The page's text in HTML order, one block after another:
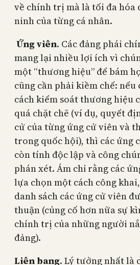
về chính trị mà là tối đa hóa
ninh của từng cá nhân.
Ứng viên. Các đảng phái
mang lại nhiều lợi ích vì
một “thương hiệu” để bám
cũng cần phải kiềm chế:
cách kiểm soát thương hiệu
quá chặt chẽ (ví dụ, quyết
cử của từng ứng cử viên và
trong quốc hội), thì các ứng
còn tính độc lập và công
phán xét. Ám chỉ rằng các
lựa chọn một cách công
danh sách các ứng cử viên
thuận (củng cố hơn nữa sự
chính trị của những người
đảng).
Liên bang. Lý tưởng nhất là